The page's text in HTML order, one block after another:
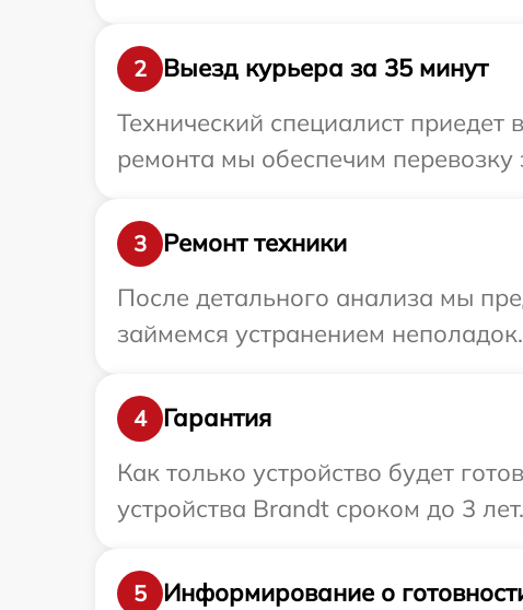
2
Выезд курьера за 35 минут
Технический специалист
ремонта мы обеспечим
3
Ремонт техники
После детального анализа мы
займемся устранением неполадок.
4
Гарантия
Как только устройство будет
устройства Brandt сроком до 3 лет.
5
Информирование о